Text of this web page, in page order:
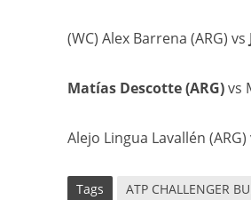
(WC) Alex Barrena (ARG) vs
Matías Descotte (ARG)vs
Alejo Lingua Lavallén (ARG)
Tags ATP CHALLENGER